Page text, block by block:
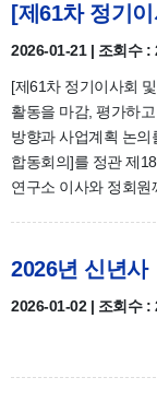
2026-01-21 | 조회수 :
[제61차 정기이사회
활동을 마감, 평가하
방향과 사업계획 논
합동회의]를 정관 제
연구소 이사와 정회원
2026년 신년사
2026-01-02 | 조회수 :